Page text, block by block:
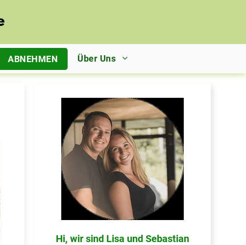
ABNEHMEN Über Uns
Hi, wir sind Lisa und Sebastian